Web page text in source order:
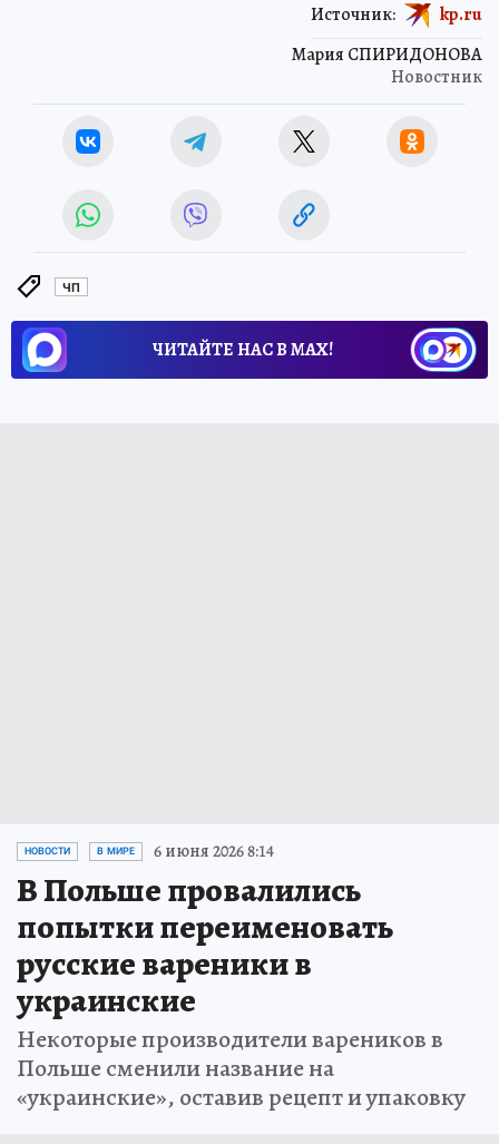
Мария СПИРИДОНОВА
Новостник
Источник: kp.ru
ЧП
ЧИТАЙТЕ НАС В МАХ!
НОВОСТИ В МИРЕ 6 июня 2026 8:14
В Польше провалились
попытки переименовать
русские вареники в
украинские
Некоторые производители вареников в
Польше сменили название на
«украинские», оставив рецепт и упаковку